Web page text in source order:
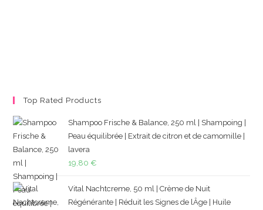
Top Rated Products
Shampoo Frische & Balance, 250 ml | Shampoing |
Peau équilibrée | Extrait de citron et de camomille |
lavera
19,80 €
Vital Nachtcreme, 50 ml | Crème de Nuit
Régénérante | Réduit les Signes de lÂge | Huile